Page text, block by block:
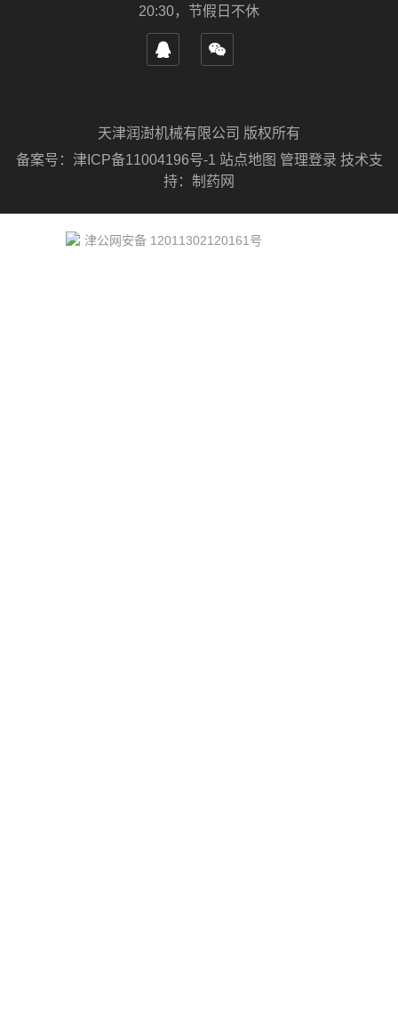
20:30，节假日不休
天津润澍机械有限公司 版权所有
备案号： 津ICP备11004196号-1 站点地图 管理登录 技术支
持： 制药网
津公网安备 12011302120161号